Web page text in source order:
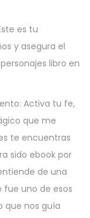
es tu
y asegura el
libro en
Activa tu fe,
que me
te encuentras
sido ebook por
de una
uno de esos
que nos guía